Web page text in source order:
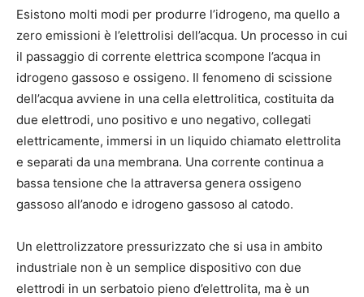
Esistono molti modi per produrre l’idrogeno, ma quello a
zero emissioni è l’elettrolisi dell’acqua. Un processo in cui
il passaggio di corrente elettrica scompone l’acqua in
idrogeno gassoso e ossigeno. Il fenomeno di scissione
dell’acqua avviene in una cella elettrolitica, costituita da
due elettrodi, uno positivo e uno negativo, collegati
elettricamente, immersi in un liquido chiamato elettrolita
e separati da una membrana. Una corrente continua a
bassa tensione che la attraversa genera ossigeno
gassoso all’anodo e idrogeno gassoso al catodo.
Un elettrolizzatore pressurizzato che si usa in ambito
industriale non è un semplice dispositivo con due
elettrodi in un serbatoio pieno d’elettrolita, ma è un